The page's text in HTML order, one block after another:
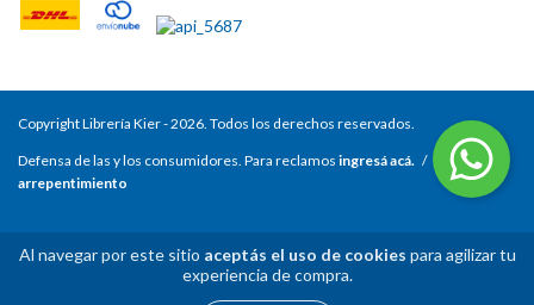
Al navegar por este sitio aceptás el uso de cookies para agilizar tu
experiencia de compra.
Copyright Librería Kier - 2026. Todos los derechos reservados.
Defensa de las y los consumidores. Para reclamos ingresá acá. /
Botón de
arrepentimiento